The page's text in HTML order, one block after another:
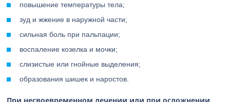
повышение температуры тела;
зуд и жжение в наружной части;
сильная боль при пальпации;
воспаление козелка и мочки;
слизистые или гнойные выделения;
образования шишек и наростов.